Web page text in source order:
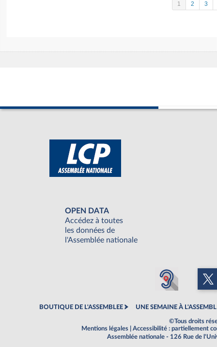
1 2 3
OPEN DATA
Accédez à toutes
les données de
l'Assemblée nationale
BOUTIQUE DE L'ASSEMBLEE UNE SEMAINE À
©Tous droits
Mentions légales
Accessibilité : partiellement
Assemblée nationale - 126 Rue de